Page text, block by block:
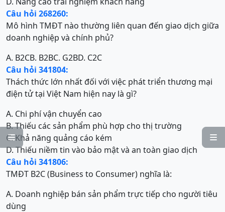


Câu hỏi 268260:
Mô hình TMĐT nào thường liên quan đến giao dịch giữa
doanh nghiệp và chính phủ?
A. B2CB. B2BC. G2BD. C2C
Câu hỏi 341804:
Thách thức lớn nhất đối với việc phát triển thương mại
điện tử tại Việt Nam hiện nay là gì?
A. Chi phí vận chuyển cao
B. Thiếu các sản phẩm phù hợp cho thị trường
C. Khả năng quảng cáo kém
D. Thiếu niềm tin vào bảo mật và an toàn giao dịch
Câu hỏi 341806:
TMĐT B2C (Business to Consumer) nghĩa là:
A. Doanh nghiệp bán sản phẩm trực tiếp cho người tiêu
dùng